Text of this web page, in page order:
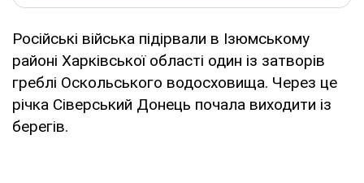
Російські війська підірвали в Ізюмському
районі Харківської області один із затворів
греблі Оскольського водосховища. Через це
річка Сіверський Донець почала виходити із
берегів.